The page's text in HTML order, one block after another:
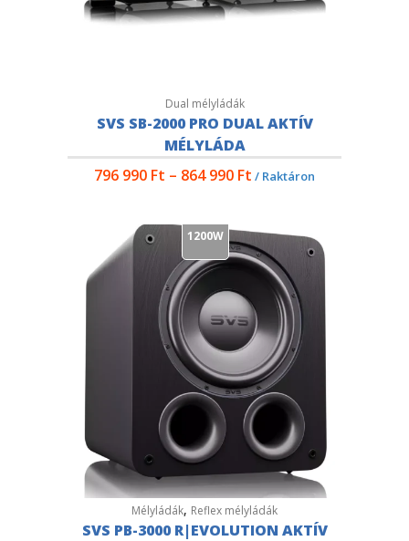
Dual mélyládák
SVS SB-2000 PRO DUAL AKTÍV
MÉLYLÁDA
796 990 Ft – 864 990 Ft / Raktáron
1200W
Mélyládák, Reflex mélyládák
SVS PB-3000 R|EVOLUTION AKTÍV